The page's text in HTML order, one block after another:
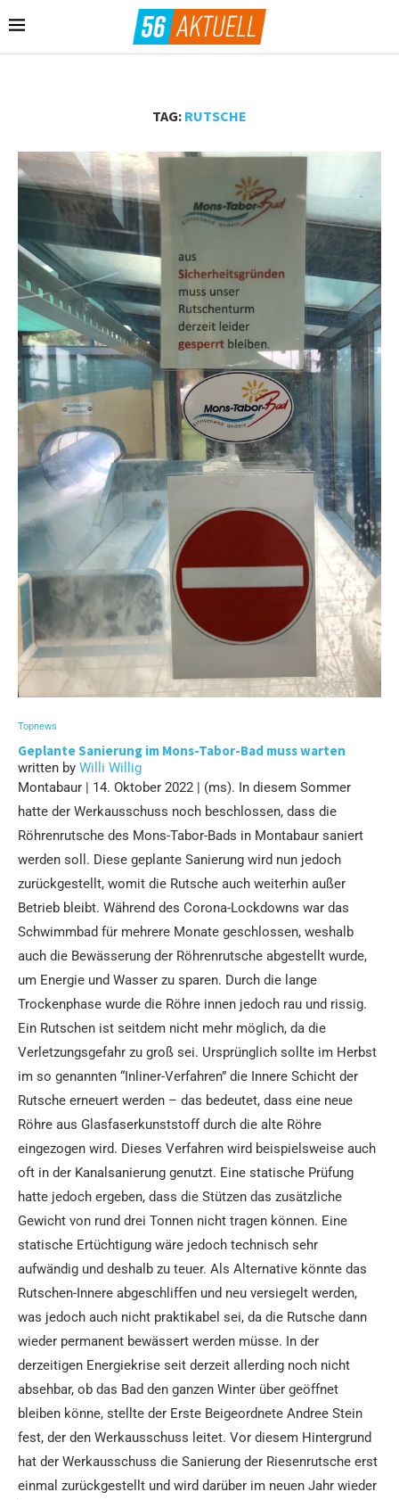
TAG: RUTSCHE
Topnews
Geplante Sanierung im Mons-Tabor-Bad muss warten
written by Willi Willig
Montabaur | 14. Oktober 2022 | (ms). In diesem Sommer
hatte der Werkausschuss noch beschlossen, dass die
Röhrenrutsche des Mons-Tabor-Bads in Montabaur saniert
werden soll. Diese geplante Sanierung wird nun jedoch
zurückgestellt, womit die Rutsche auch weiterhin außer
Betrieb bleibt. Während des Corona-Lockdowns war das
Schwimmbad für mehrere Monate geschlossen, weshalb
auch die Bewässerung der Röhrenrutsche abgestellt wurde,
um Energie und Wasser zu sparen. Durch die lange
Trockenphase wurde die Röhre innen jedoch rau und rissig.
Ein Rutschen ist seitdem nicht mehr möglich, da die
Verletzungsgefahr zu groß sei. Ursprünglich sollte im Herbst
im so genannten “Inliner-Verfahren” die Innere Schicht der
Rutsche erneuert werden – das bedeutet, dass eine neue
Röhre aus Glasfaserkunststoff durch die alte Röhre
eingezogen wird. Dieses Verfahren wird beispielsweise auch
oft in der Kanalsanierung genutzt. Eine statische Prüfung
hatte jedoch ergeben, dass die Stützen das zusätzliche
Gewicht von rund drei Tonnen nicht tragen können. Eine
statische Ertüchtigung wäre jedoch technisch sehr
aufwändig und deshalb zu teuer. Als Alternative könnte das
Rutschen-Innere abgeschliffen und neu versiegelt werden,
was jedoch auch nicht praktikabel sei, da die Rutsche dann
wieder permanent bewässert werden müsse. In der
derzeitigen Energiekrise seit derzeit allerding noch nicht
absehbar, ob das Bad den ganzen Winter über geöffnet
bleiben könne, stellte der Erste Beigeordnete Andree Stein
fest, der den Werkausschuss leitet. Vor diesem Hintergrund
hat der Werkausschuss die Sanierung der Riesenrutsche erst
einmal zurückgestellt und wird darüber im neuen Jahr wieder